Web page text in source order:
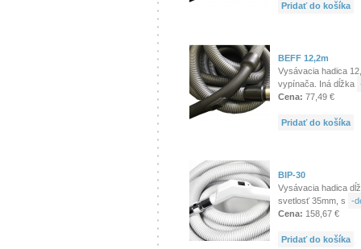
Pridať do košíka
BEFF 12,2m
Vysávacia hadica
vypínača. Iná dĺžka
Cena: 77,49 €
Pridať do košíka
BIP-30
Vysávacia hadica
svetlosť 35mm, s
-
Cena: 158,67 €
Pridať do košíka